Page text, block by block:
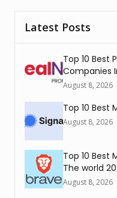
Latest Posts
Top 10 Best
Companies
August 8, 2026
Top 10 Best
August 8, 2026
Top 10 Best
The world
August 8, 2026